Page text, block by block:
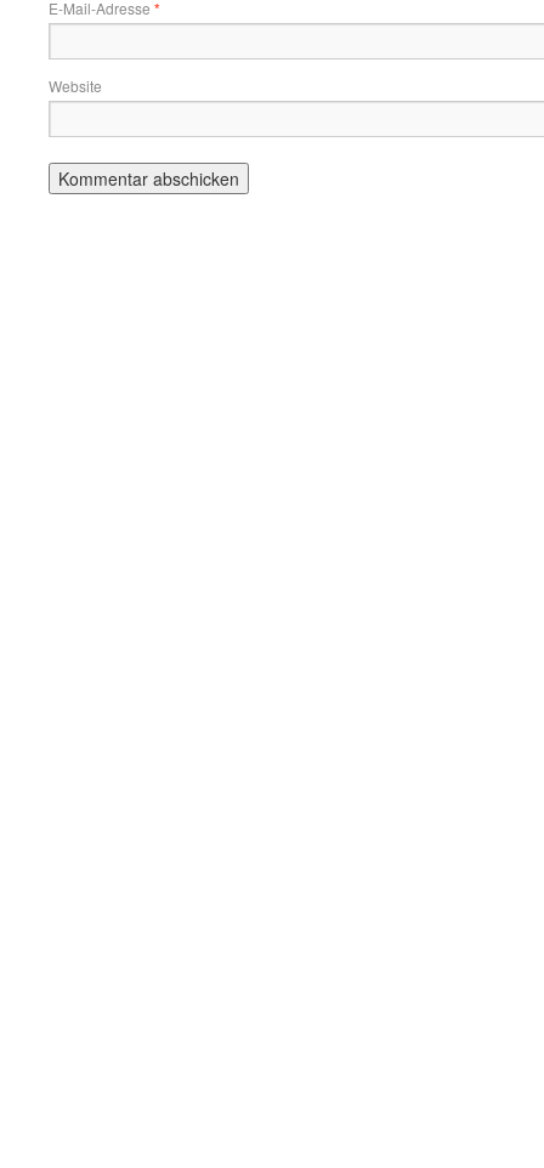
E-Mail-Adresse *
Website